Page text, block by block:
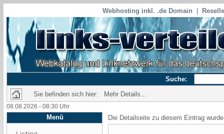
Webhosting inkl. .de Domain
Suche:
Sie befinden sich hier: Mehr Details...
08.08.2026 - 08:30 Uhr
Menü Die Detailseite zu diesem Eintrag